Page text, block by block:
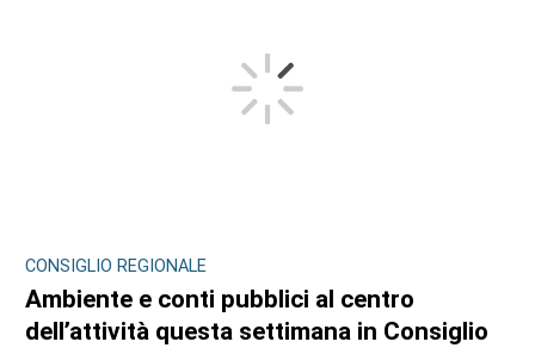
CONSIGLIO REGIONALE
Ambiente e conti pubblici al centro
dell’attività questa settimana in Consiglio